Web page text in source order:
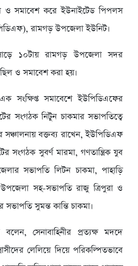
ও সমাবেশ করে ইউনাইটেড পিপলস
রামগড় উপজেলা ইউনিট।
১০টায় রামগড় উপজেলা সদর
ও সমাবেশ করা হয়।
সংক্ষিপ্ত সমাবেশে ইউপিডিএফের
সংগঠক নিটুন চাকমার সভাপতিত্বে
সঞ্চালনায় বক্তব্য রাখেন, ইউপিডিএফ
সংগঠক সুবর্ণ মারমা, গণতান্ত্রিক যুব
সভাপতি লিটন চাকমা, পাহাড়ি
সহ-সভাপতি রাজু ত্রিপুরা ও
সুমন্ত কান্তি চাকমা।
সেনাবাহিনীর প্রত্যক্ষ মদদে
লেলিয়ে দিয়ে পরিকল্পিতভাবে